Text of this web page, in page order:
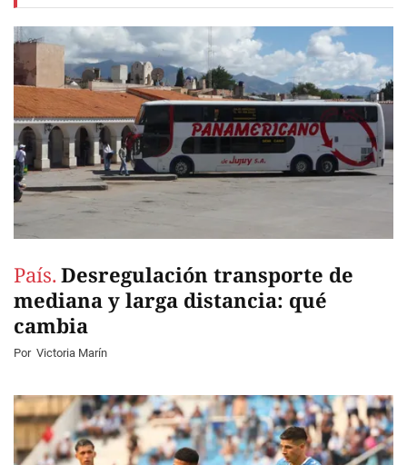
País. Desregulación transporte de
mediana y larga distancia: qué
cambia
Por Victoria Marín